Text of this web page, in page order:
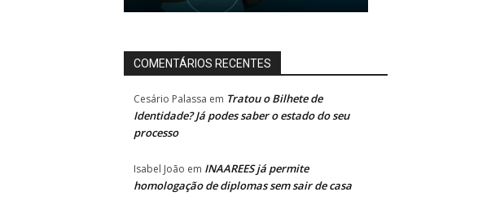
COMENTÁRIOS RECENTES
Cesário Palassa em Tratou o Bilhete de
Identidade? Já podes saber o estado do seu
processo
Isabel João em INAAREES já permite
homologação de diplomas sem sair de casa